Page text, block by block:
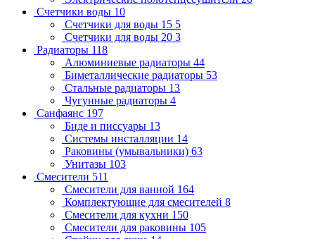
Счетчики воды 10
Счетчики для воды 15 5
Счетчики для воды 20 3
Радиаторы 118
Алюминиевые радиаторы 44
Биметаллические радиаторы 53
Стальные радиаторы 13
Чугунные радиаторы 4
Санфаянс 197
Биде и писсуары 13
Системы инсталляции 14
Раковины (умывальники) 63
Унитазы 103
Смесители 511
Смесители для ванной 164
Комплектующие для смесителей 8
Смесители для кухни 150
Смесители для раковины 105